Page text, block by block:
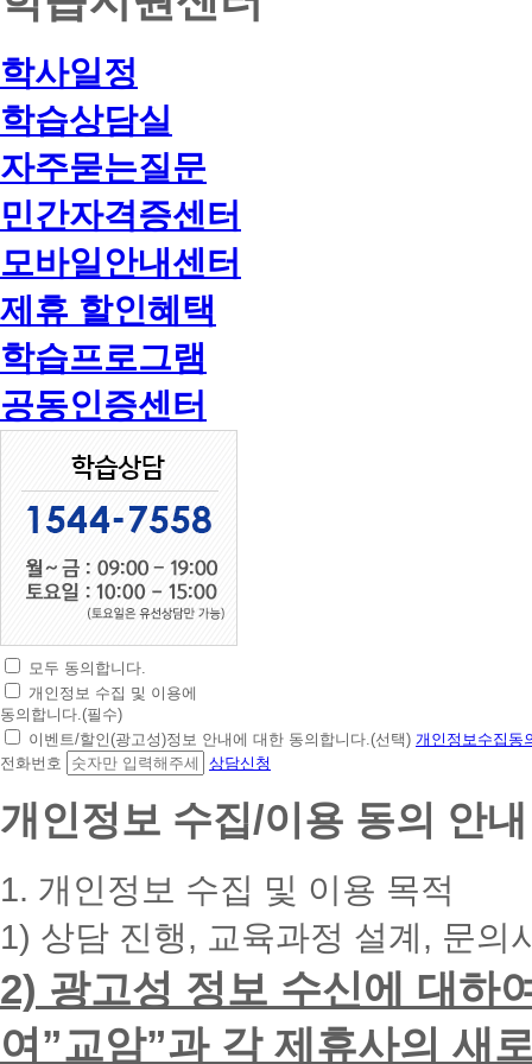
학사일정
학습상담실
자주묻는질문
민간자격증센터
모바일안내센터
제휴 할인혜택
학습프로그램
공동인증센터
초
간
편
상
담
청
대
폰
입
력
시
모두 동의합니다.
개인정보 수집 및 이용에
동의합니다.(필수)
이벤트/할인(광고성)정보 안내에 대한 동의합니다.(선택) 개인정보수집동
전화번호
상담신청
개인정보 수집/이용 동의 안내
1. 개인정보 수집 및 이용 목적
1) 상담 진행, 교육과정 설계, 문의
2) 광고성 정보 수신에 대하
여”교암”과 각 제휴사의 새